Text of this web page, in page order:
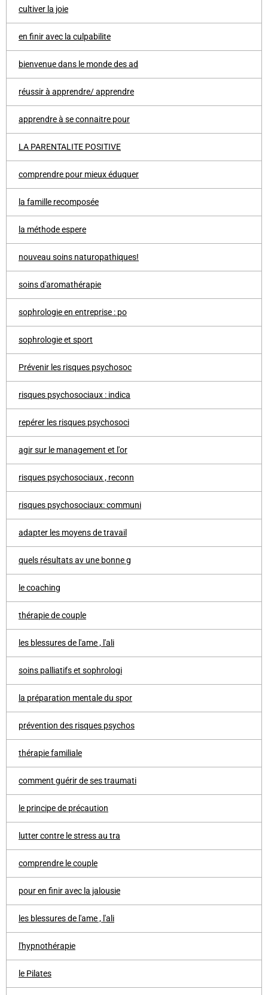
cultiver la joie
en finir avec la culpabilite
bienvenue dans le monde des ad
réussir à apprendre/ apprendre
apprendre à se connaitre pour
LA PARENTALITE POSITIVE
comprendre pour mieux éduquer
la famille recomposée
la méthode espere
nouveau soins naturopathiques!
soins d'aromathérapie
sophrologie en entreprise : po
sophrologie et sport
Prévenir les risques psychosoc
risques psychosociaux : indica
repérer les risques psychosoci
agir sur le management et l'or
risques psychosociaux , reconn
risques psychosociaux: communi
adapter les moyens de travail
quels résultats av une bonne g
le coaching
thérapie de couple
les blessures de l'ame , l'ali
soins palliatifs et sophrologi
la préparation mentale du spor
prévention des risques psychos
thérapie familiale
comment guérir de ses traumati
le principe de précaution
lutter contre le stress au tra
comprendre le couple
pour en finir avec la jalousie
les blessures de l'ame , l'ali
l'hypnothérapie
le Pilates